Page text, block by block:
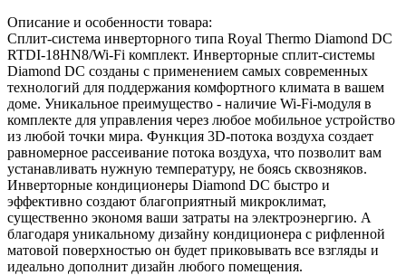
Описание и особенности товара:
Сплит-система инверторного типа Royal Thermo Diamond DC
RTDI-18HN8/Wi-Fi комплект. Инверторные сплит-системы
Diamond DC созданы с применением самых современных
технологий для поддержания комфортного климата в вашем
доме. Уникальное преимущество - наличие Wi-Fi-модуля в
комплекте для управления через любое мобильное устройство
из любой точки мира. Функция 3D-потока воздуха создает
равномерное рассеивание потока воздуха, что позволит вам
устанавливать нужную температуру, не боясь сквозняков.
Инверторные кондиционеры Diamond DC быстро и
эффективно создают благоприятный микроклимат,
существенно экономя ваши затраты на электроэнергию. А
благодаря уникальному дизайну кондиционера с рифленной
матовой поверхностью он будет приковывать все взгляды и
идеально дополнит дизайн любого помещения.